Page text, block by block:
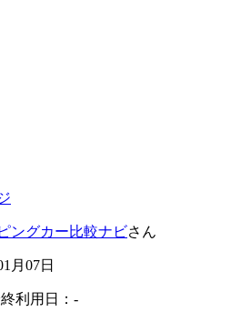
ングカー比較ナビさん
月07日
利用日：-